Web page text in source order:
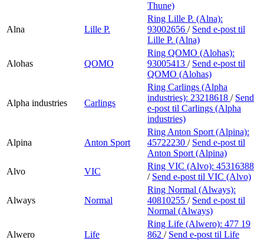
Thune)
Alna Lille P.
Ring Lille P. (Alna):
93002656 / Send e-post til
Lille P. (Alna)
Alohas QOMO
Ring QOMO (Alohas):
93005413 / Send e-post til
QOMO (Alohas)
Alpha industries Carlings
Ring Carlings (Alpha
industries): 23218618 / Send
e-post til Carlings (Alpha
industries)
Alpina Anton Sport
Ring Anton Sport (Alpina):
45722230 / Send e-post til
Anton Sport (Alpina)
Alvo
VIC
Ring VIC (Alvo): 45316388
/ Send e-post til VIC (Alvo)
Always Normal
Ring Normal (Always):
40810255 / Send e-post til
Normal (Always)
Alwero Life
Ring Life (Alwero): 477 19
862 / Send e-post til Life